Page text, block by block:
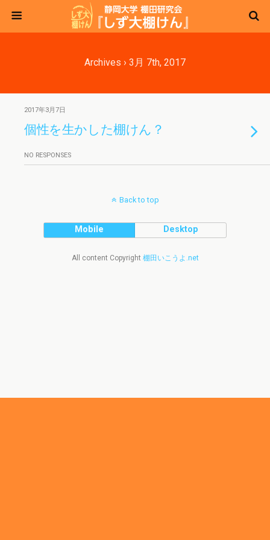
Archives › 3月 7th, 2017
2017年3月7日
個性を生かした棚けん？
NO RESPONSES
Back to top
Mobile Desktop
All content Copyright 棚田いこうよ.net